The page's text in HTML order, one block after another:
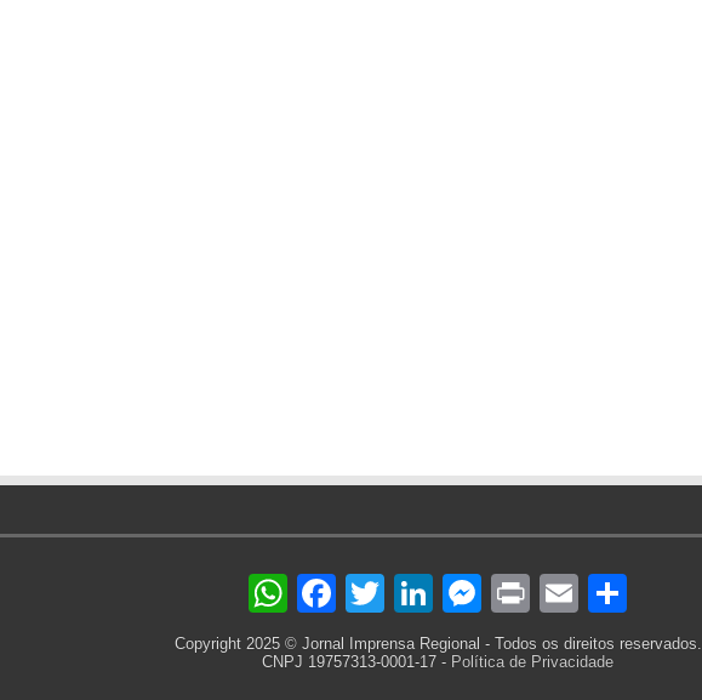
WhatsApp
Facebook
TwitterLinkedIn
Messenger
PrintEmail
Copyright 2025 © Jornal Imprensa Regional - Todos os direitos reservados.
CNPJ 19757313-0001-17 - Política de Privacidade